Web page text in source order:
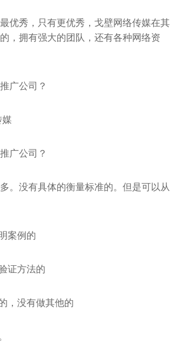
优秀，只有更优秀，戈壁网络传媒在其
，拥有强大的团队，还有各种网络资
广公司？
媒
广公司？
。没有具体的衡量标准的。但是可以从
案例的
证方法的
，没有做其他的